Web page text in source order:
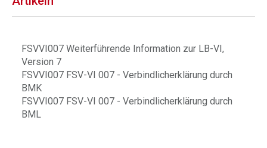
FSVVI007 Weiterführende Information zur LB-VI,
Version 7
FSVVI007 FSV-VI 007 - Verbindlicherklärung durch
BMK
FSVVI007 FSV-VI 007 - Verbindlicherklärung durch
BML